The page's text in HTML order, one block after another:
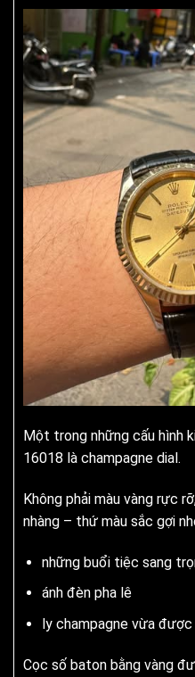
Một trong những cấu hình
16018 là champagne dial.
Không phải màu vàng rực
nhàng – thứ màu sắc gợi
những buổi tiệc sang
ánh đèn pha lê
ly champagne vừa
Cọc số baton bằng vàng